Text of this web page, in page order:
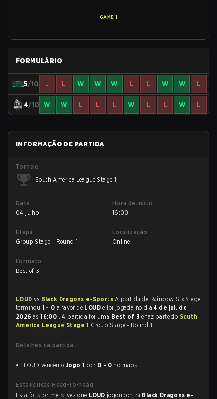
GAME 1
FORMULÁRIO
5/10 L L W W W L L W W L
4/10 W W L L L W L L W L
INFORMAÇÃO DE PARTIDA
Torneio
South America League Stage 1
Data
04 julho
Hora de início
16:00
Etapa
Group Stage - Round 1
Localização
Online
Formato
Best of 3
LOUD vs Black Dragons e-SportsA partida de Rainbow Six Siege
terminou 1 - 0 a favor de LOUDe foi jogada no dia4 de jul. de
2026 às16:00 . A partida foi uma Best of 3 e faz parte do South
America League Stage 1 Group Stage - Round 1.
Detalhes da partida
LOUD venceu o Jogo 1 por 0 - 0 no mapa
Estatísticas Head-to-head
Esta foi a primeira vez que LOUD jogou contra Black Dragons e-